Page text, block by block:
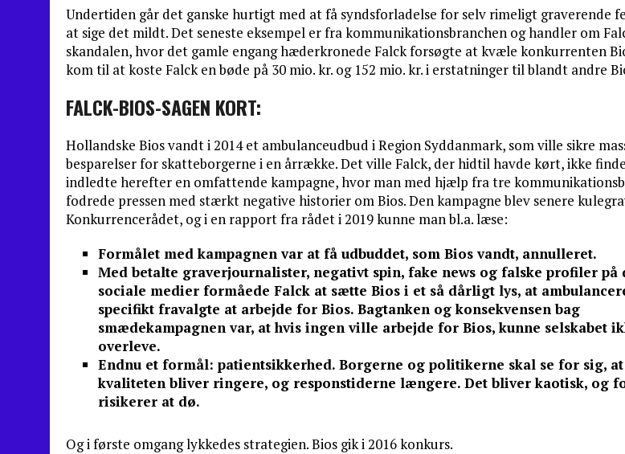
Undertiden går det ganske hurtigt med at få syndsforladelse for selv rimeligt graverende
at sige det mildt. Det seneste eksempel er fra kommunikationsbranchen og handler om
skandalen, hvor det gamle engang hæderkronede Falck forsøgte at kvæle konkurrenten
kom til at koste Falck en bøde på 30 mio. kr. og 152 mio. kr. i erstatninger til blandt andre
FALCK-BIOS-SAGEN KORT:
Hollandske Bios vandt i 2014 et ambulanceudbud i Region Syddanmark, som ville sikre
besparelser for skatteborgerne i en årrække. Det ville Falck, der hidtil havde kørt, ikke
indledte herefter en omfattende kampagne, hvor man med hjælp fra tre
fodrede pressen med stærkt negative historier om Bios. Den kampagne blev senere
Konkurrencerådet, og i en rapport fra rådet i 2019 kunne man bl.a. læse:
Formålet med kampagnen var at få udbuddet, som Bios vandt, annulleret.
Med betalte graverjournalister, negativt spin, fake news og falske profiler på
sociale medier formåede Falck at sætte Bios i et så dårligt lys, at
specifikt fravalgte at arbejde for Bios. Bagtanken og konsekvensen bag
smædekampagnen var, at hvis ingen ville arbejde for Bios, kunne selskabet
overleve.
Endnu et formål: patientsikkerhed. Borgerne og politikerne skal se for sig, at
kvaliteten bliver ringere, og responstiderne længere. Det bliver kaotisk, og
risikerer at dø.
Og i første omgang lykkedes strategien. Bios gik i 2016 konkurs.